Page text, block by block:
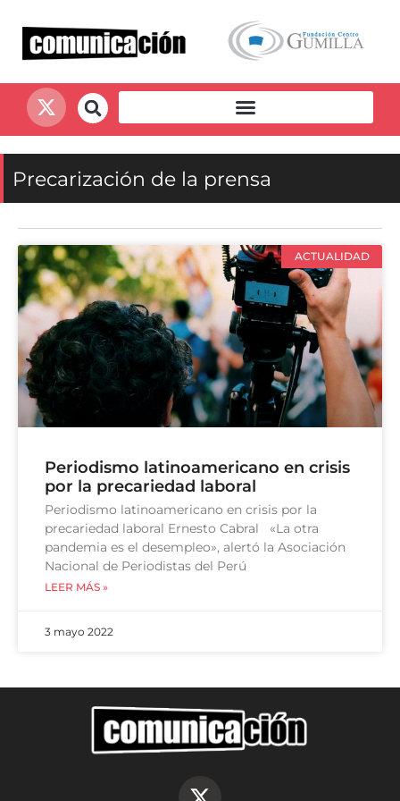
Precarización de la prensa
ACTUALIDAD
Periodismo latinoamericano en crisis
por la precariedad laboral
Periodismo latinoamericano en crisis por la
precariedad laboral Ernesto Cabral «La otra
pandemia es el desempleo», alertó la Asociación
Nacional de Periodistas del Perú
LEER MÁS »
3 mayo 2022